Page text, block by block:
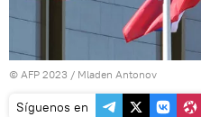
© AFP 2023 / Mladen Antonov
Síguenos en